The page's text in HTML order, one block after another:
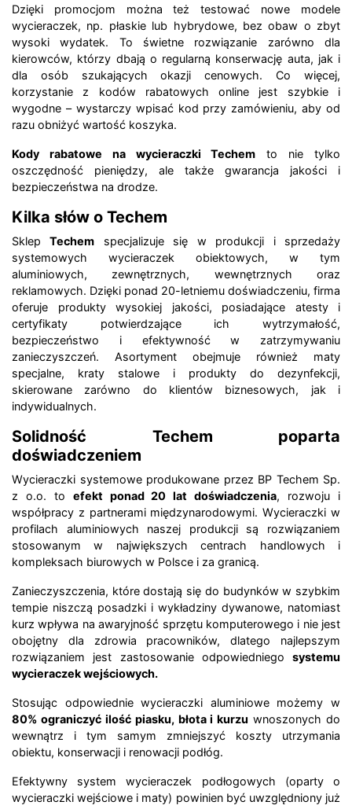
Dzięki promocjom można też testować nowe modele
wycieraczek, np. płaskie lub hybrydowe, bez obaw o zbyt
wysoki wydatek. To świetne rozwiązanie zarówno dla
kierowców, którzy dbają o regularną konserwację auta, jak i
dla osób szukających okazji cenowych. Co więcej,
korzystanie z kodów rabatowych online jest szybkie i
wygodne – wystarczy wpisać kod przy zamówieniu, aby od
razu obniżyć wartość koszyka.
Kody rabatowe na wycieraczki Techem to nie tylko
oszczędność pieniędzy, ale także gwarancja jakości i
bezpieczeństwa na drodze.
Kilka słów o Techem
SklepTechem specjalizuje się w produkcji i sprzedaży
systemowych wycieraczek obiektowych, w tym
aluminiowych, zewnętrznych, wewnętrznych oraz
reklamowych. Dzięki ponad 20-letniemu doświadczeniu, firma
oferuje produkty wysokiej jakości, posiadające atesty i
certyfikaty potwierdzające ich wytrzymałość,
bezpieczeństwo i efektywność w zatrzymywaniu
zanieczyszczeń. Asortyment obejmuje również maty
specjalne, kraty stalowe i produkty do dezynfekcji,
skierowane zarówno do klientów biznesowych, jak i
indywidualnych.
Solidność Techem poparta
doświadczeniem
Wycieraczki systemowe produkowane przez BP Techem Sp.
z o.o. to efekt ponad 20 lat doświadczenia, rozwoju i
współpracy z partnerami międzynarodowymi. Wycieraczki w
profilach aluminiowych naszej produkcji są rozwiązaniem
stosowanym w największych centrach handlowych i
kompleksach biurowych w Polsce i za granicą.
Zanieczyszczenia, które dostają się do budynków w szybkim
tempie niszczą posadzki i wykładziny dywanowe, natomiast
kurz wpływa na awaryjność sprzętu komputerowego i nie jest
obojętny dla zdrowia pracowników, dlatego najlepszym
rozwiązaniem jest zastosowanie odpowiedniego systemu
wycieraczek wejściowych.
Stosując odpowiednie wycieraczki aluminiowe możemy w
80% ograniczyć ilość piasku, błota i kurzu wnoszonych do
wewnątrz i tym samym zmniejszyć koszty utrzymania
obiektu, konserwacji i renowacji podłóg.
Efektywny system wycieraczek podłogowych (oparty o
wycieraczki wejściowe i maty) powinien być uwzględniony już